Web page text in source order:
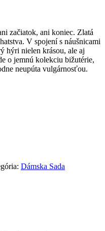
začiatok, ani koniec. Zlatá
V spojení s náušnicami
hýri nielen krásou, ale aj
o jemnú kolekciu bižutérie,
neupúta vulgárnosťou.
Dámska Sada